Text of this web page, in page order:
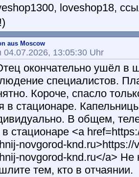
loveshop18,
aus Moscow
04.07.2026, 13:05:30 Uhr
окончательно ушёл в
специалистов.
Короче, спасло
в стационаре.
В общем,
стационаре <a
novgorod-knd.ru>https://
novgorod-knd.ru</a> Не
тем, кто в отчаянии.